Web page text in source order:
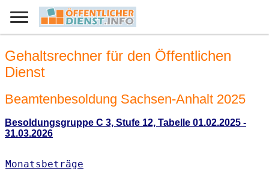
Gehaltsrechner für den Öffentlichen
Dienst
Beamtenbesoldung Sachsen-Anhalt 2025
Besoldungsgruppe C 3, Stufe 12, Tabelle 01.02.2025 -
31.03.2026
Monatsbeträge